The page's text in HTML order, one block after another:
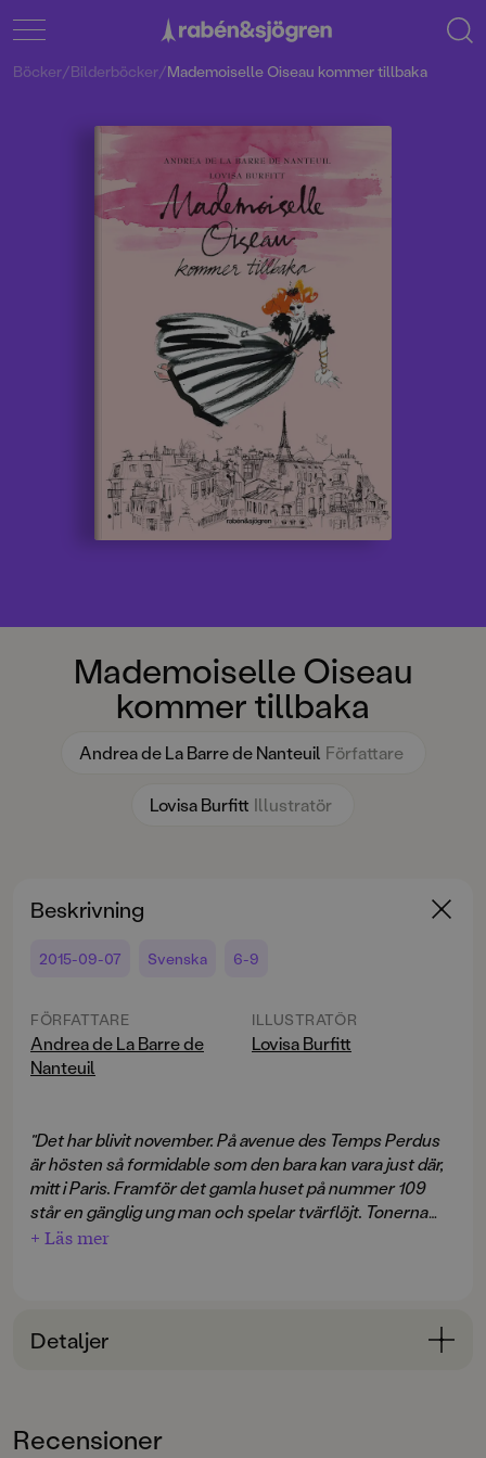
Mademoiselle Oiseau
kommer tillbaka
Andrea de La Barre de Nanteuil Författare
Lovisa Burfitt Illustratör
Böcker/Bilderböcker/Mademoiselle Oiseau kommer tillbaka
Beskrivning
2015-09-07 Svenska 6-9
FÖRFATTARE
Andrea de La Barre de
Nanteuil
ILLUSTRATÖR
Lovisa Burfitt
"Det har blivit november. På avenue des Temps Perdus
är hösten så formidable som den bara kan vara just där,
mitt i Paris. Framför det gamla huset på nummer 109
står en gänglig ung man och spelar tvärflöjt. Tonerna
dansar runt på trottoaren, spritter till, tar ett språng upp
Det har gått exakt 59 dagar sedan Mademoiselle
i ett annat ljus och upptäcker att bakom allt parisiskt
fnurridurr ruvar ett mörker från det förflutna. Ett
+ Läs mer
Detaljer
6-9
Recensioner